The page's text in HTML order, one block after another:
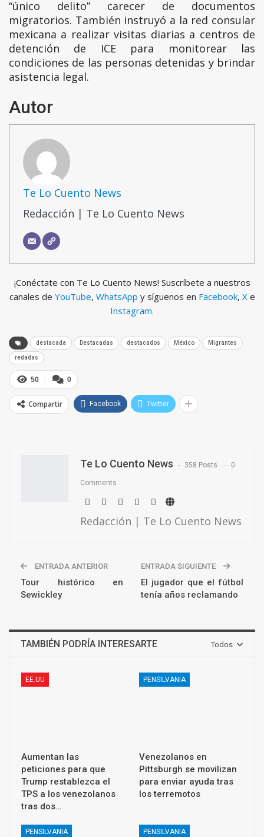
“único delito” carecer de documentos
migratorios. También instruyó a la red consular
mexicana a realizar visitas diarias a centros de
detención de ICE para monitorear las
condiciones de las personas detenidas y brindar
asistencia legal.
Autor
Te Lo Cuento News
Redacción | Te Lo Cuento News
¡Conéctate con Te Lo Cuento News! Suscríbete a nuestros
canales de YouTube, WhatsApp y síguenos en Facebook, X e
Instagram.
destacada Destacadas destacados México Migrantes
redadas
0
50
Compartir Facebook Twitter
Te Lo Cuento News 358 Posts 0
Comments
Redacción | Te Lo Cuento News
ENTRADA ANTERIOR
Tour histórico en
Sewickley
ENTRADA SIGUIENTE
El jugador que el fútbol
tenía años reclamando
Todos
TAMBIÉN PODRÍA INTERESARTE
EE.UU
Aumentan las
peticiones para que
Trump restablezca el
TPS a los venezolanos
tras dos…
PENSILVANIA
Venezolanos en
Pittsburgh se movilizan
para enviar ayuda tras
los terremotos
PENSILVANIA PENSILVANIA